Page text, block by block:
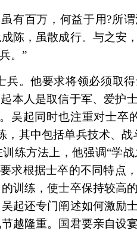
有百万，何益于用?所
陈，虽散成行。与之安
。”
。他要求将领必须取
本人是取信于军、爱护
吴起同时也注重对士卒
其中包括单兵技术、
练方法上，他强调“学战
求根据士卒的不同特点
训练，使士卒保持较高
起还专门阐述如何激励
越隆重。国君要亲自设